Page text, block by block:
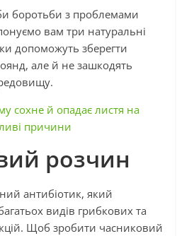
боротьби з проблемами
вам три натуральні
допоможуть зберегти
але й не зашкодять
сохне й опадає листя на
причини
розчин
антибіотик, який
видів грибкових та
Щоб зробити часниковий